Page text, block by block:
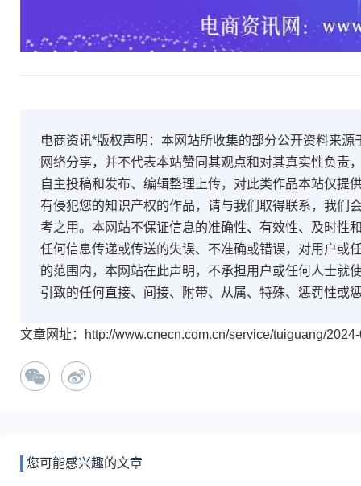
电商资讯*版权声明：本网站所收集的部分公开资料来
网络分享，并不代表本站赞同其观点和对其真实性负责
自主投稿和发布、编辑整理上传，对此类作品本站仅提
有侵犯您的知识产权的作品，请与我们取得联系，我们
考之用。本网站不保证信息的准确性、有效性、及时性
任何信息传递或传送的失误、不准确或错误，对用户或
的范围内，本网站在此声明，不承担用户或任何人士就
引致的任何直接、间接、附带、从属、特殊、惩罚性或
文章网址：http://www.cnecn.com.cn/service/tuiguang/
您可能感兴趣的文章